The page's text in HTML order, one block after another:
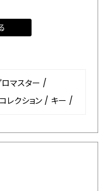
マスター /
レクション / キー /